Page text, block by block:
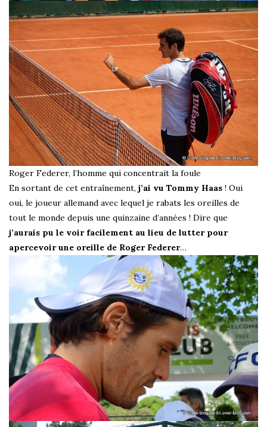
Roger Federer, l’homme qui concentrait la foule
En sortant de cet entraînement, j’ai vu Tommy Haas ! Oui
oui, le joueur allemand avec lequel je rabats les oreilles de
tout le monde depuis une quinzaine d’années ! Dire que
j’aurais pu le voir facilement au lieu de lutter pour
apercevoir une oreille de Roger Federer…